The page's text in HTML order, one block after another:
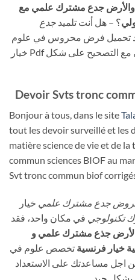
والأرض جدع مشترك علمي مع
؟ – هل أنت تلميد جدع
تحميل فرض محروس في علوم
الحياة والأرض جدع مشترك علمي مع التصحيح على شكل Pdf خيار
Devoir Svts tronc
Bonjour à tous, dans le site
tout les devoir surveillé et les
matière science de vie et de
commun sciences BIOF au
Svt tronc commun biof
جدع مشترك علمي خيار
تكنولوجي في مكان واحد، فقد
جذع مشترك علمي و
خيار فرنسية تخصص علوم في
اجل مساعدتك على الاستعداد